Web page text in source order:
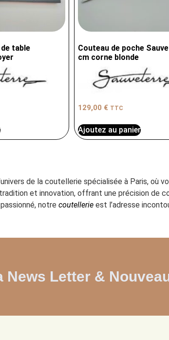
table
Couteau de poche
cm corne blonde
129,00 € TTC
Ajoutez au panier
de la coutellerie spécialisée à Paris, où
et innovation, offrant une précision de
passionné, notre coutellerieest l’adresse
News Letter &